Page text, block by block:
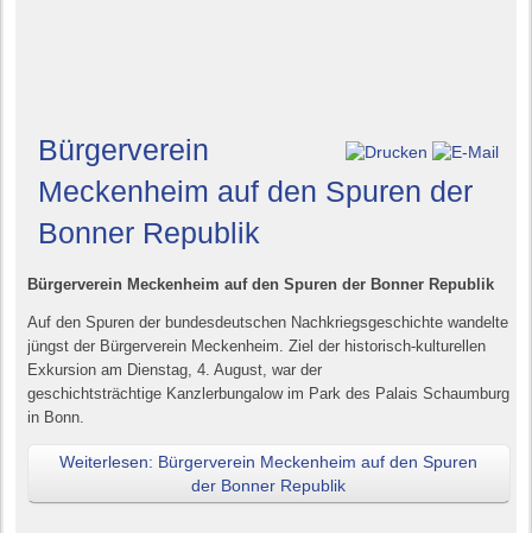
Bürgerverein
Meckenheim auf den Spuren der
Bonner Republik
Bürgerverein Meckenheim auf den Spuren der Bonner Republik
Auf den Spuren der bundesdeutschen Nachkriegsgeschichte wandelte
jüngst der Bürgerverein Meckenheim. Ziel der historisch-kulturellen
Exkursion am Dienstag, 4. August, war der
geschichtsträchtige Kanzlerbungalow im Park des Palais Schaumburg
in Bonn.
Weiterlesen: Bürgerverein Meckenheim auf den Spuren
der Bonner Republik